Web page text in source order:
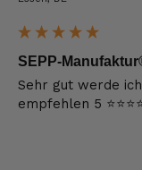
SEPP-
Sehr gut werde
empfehlen 5